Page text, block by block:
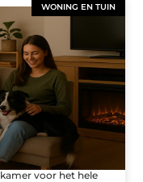
WONING EN TUIN
voor het hele